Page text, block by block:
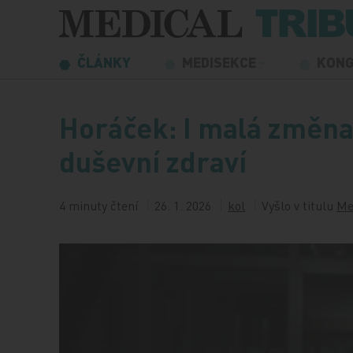
Přeskočit na obsah
ČLÁNKY
Horáček: I malá
duševní zdraví
4 minuty čtení 26. 1. 2026 kol Vyšlo v titulu